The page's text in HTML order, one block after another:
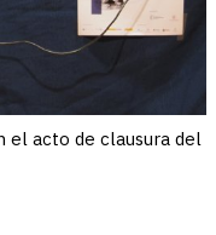
el acto de clausura del